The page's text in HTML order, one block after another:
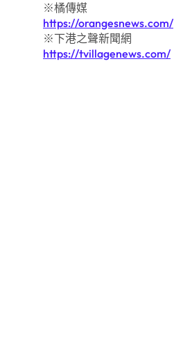
※橘傳媒
https://orangesnews.com/
※下港之聲新聞網
https://tvillagenews.com/